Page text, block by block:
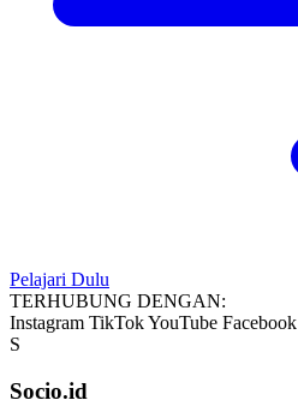
Pelajari Dulu
TERHUBUNG DENGAN:
Instagram TikTokYouTube Facebook
S
Socio.id